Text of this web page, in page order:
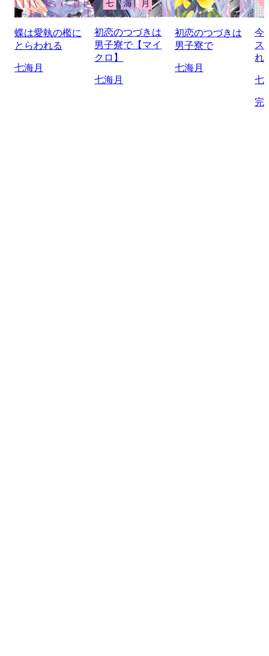
蝶は愛執の檻に
とらわれる
七海月
初恋のつづきは
男子寮で【マイ
クロ】
七海月
初恋のつづきは
男子寮で
七海月
今
ス
れ
七
完